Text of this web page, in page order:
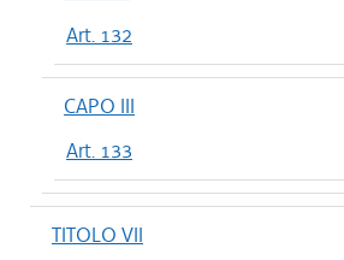
Art. 132
CAPO III
Art. 133
TITOLO VII